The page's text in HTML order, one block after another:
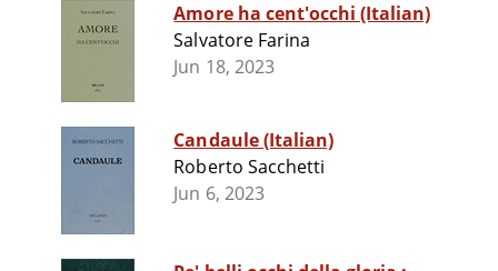
Amore ha cent'occhi (Italian)
Salvatore Farina
Jun 18, 2023
Candaule (Italian)
Roberto Sacchetti
Jun 6, 2023